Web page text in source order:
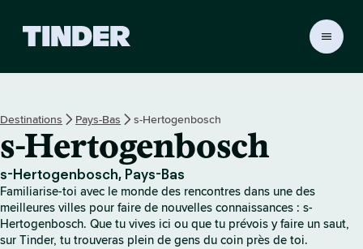
i
l
T
i
n
d
e
r
Destinations Pays-Bas s-Hertogenbosch
s-Hertogenbosch
s-Hertogenbosch, Pays-Bas
Familiarise-toi avec le monde des rencontres dans une des
meilleures villes pour faire de nouvelles connaissances : s-
Hertogenbosch. Que tu vives ici ou que tu prévois y faire un saut,
sur Tinder, tu trouveras plein de gens du coin près de toi.